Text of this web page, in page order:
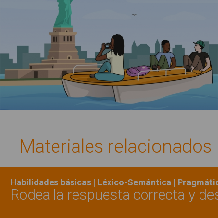
Materiales relacionados
Habilidades básicas | Léxico-Semántica |
Rodea la respuesta correcta y